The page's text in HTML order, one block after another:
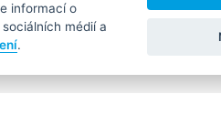
Číslo depozitního
2202612637 / 2010
informací o
médií a
.